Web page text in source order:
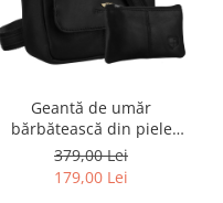
Geantă de umăr
bărbătească din piele
neagră, cu clapă și husă
incluse - Peterson PTR-PTN
512E-OPU-6897
379,00 Lei
179,00 Lei